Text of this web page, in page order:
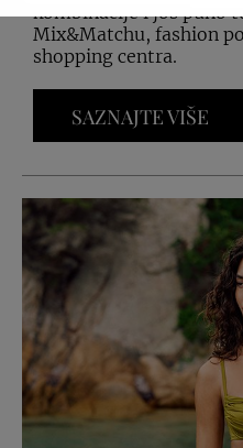
kombinacije i još puno
Mix&Matchu, fashion
shopping centra.
SAZNAJTE VIŠE